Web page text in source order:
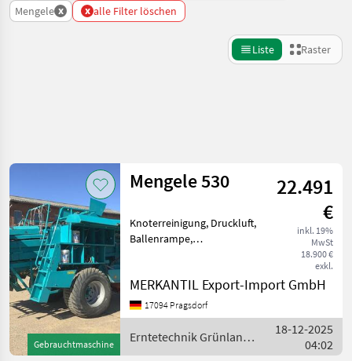
Mengele x x alle Filter löschen
Liste Raster
Kategorie 4 Land Filter
AKTUELLER
PFAD
Landtechnik
Erntetechnik
Gruenland
Grosspackenpressen
Zurücksetzen
1
Ergebnisse
Gebrauchtmaschine
Mengele 530
22.491
€
inkl. 19%
MwSt
18.900 €
exkl.
Knoterreinigung, Druckluft,
Ballenrampe,
Zentralschmierung: man.
Zentralschmierung
Garnbindung, PickUp,
Weitwinkel-Gelenkw
MERKANTIL Export-Import GmbH
17094 Pragsdorf
Erntetechnik Grünland
/ Mengele
18-12-2025
04:02